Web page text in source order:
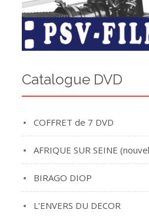
Catalogue DVD
COFFRET de 7 DVD
AFRIQUE SUR SEINE
BIRAGO DIOP
L’ENVERS DU DECOR